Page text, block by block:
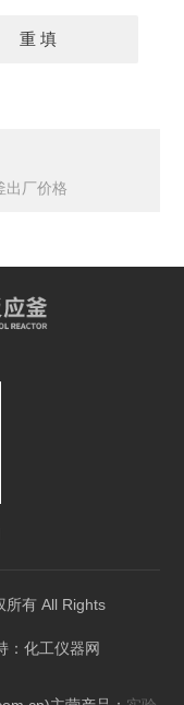
出厂价格
所有 All Rights
： 化工仪器网